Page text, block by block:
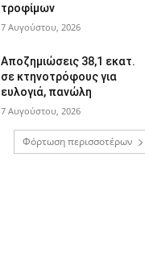
τροφίμων
7 Αυγούστου, 2026
Αποζημιώσεις 38,1 εκατ.
σε κτηνοτρόφους για
ευλογιά, πανώλη
7 Αυγούστου, 2026
Φόρτωση περισσοτέρων